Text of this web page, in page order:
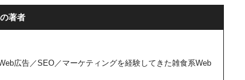
著者
広告／SEO／マーケティングを経験してきた雑食系Web